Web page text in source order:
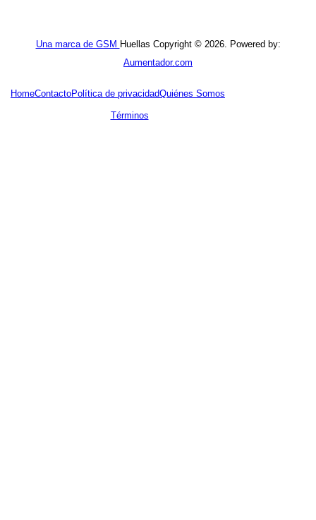
Una marca de GSM Huellas Copyright © 2026. Powered by:
Aumentador.com
HomeContactoPolítica de privacidad
Términos
Quiénes Somos